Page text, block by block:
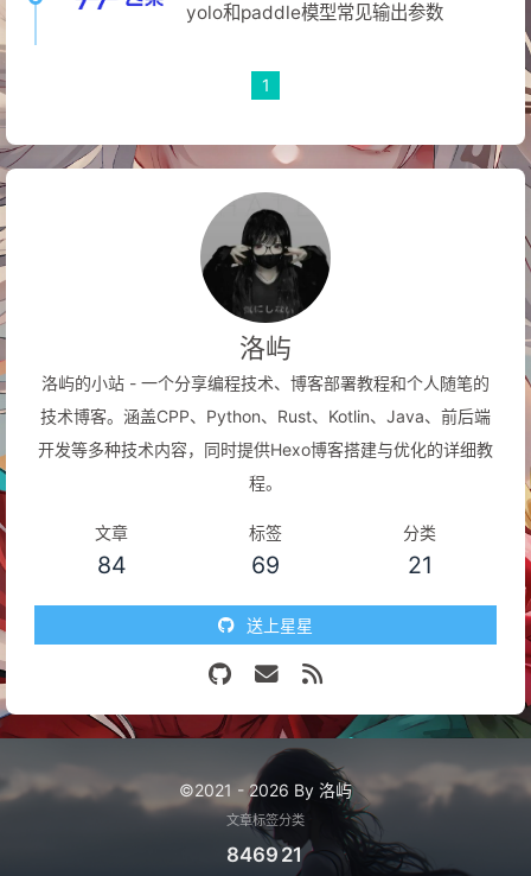
yolo和paddle模型常见输出参数
1
洛屿
洛屿的小站 - 一个分享编程技术、博客部署教程和个人随笔的
技术博客。涵盖CPP、Python、Rust、Kotlin、Java、前后端
开发等多种技术内容，同时提供Hexo博客搭建与优化的详细教
程。
文章
84
标签
69
分类
21
送上星星
©2021 - 2026 By 洛屿
文章
84
标签
69
分类
21